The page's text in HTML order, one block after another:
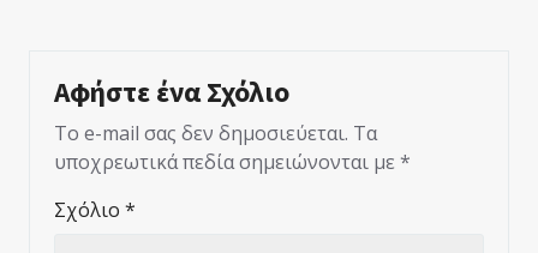
Αφήστε ένα Σχόλιο
Το e-mail σας δεν δημοσιεύεται. Τα
υποχρεωτικά πεδία σημειώνονται με *
Σχόλιο *